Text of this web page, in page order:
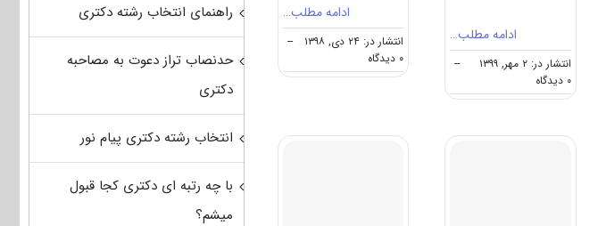
ادامه مطلب…
انتشار در: ۲ مهر, ۱۳۹۹
--
۰ دیدگاه
دانلود
ادامه مطلب…
انتشار در: ۲۴ دی, ۱۳۹۸
--
۰ دیدگاه
on
کارنامه
آزمون
راهنمای انتخاب رشته دکتری
حدنصاب تراز دعوت به مصاحبه
دکتری
انتخاب رشته دکتری پیام نور
با چه رتبه ای دکتری کجا قبول
میشم؟